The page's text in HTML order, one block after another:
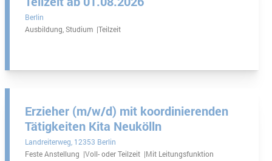
Berlin
Ausbildung, Studium Teilzeit
Erzieher (m/w/d) mit koordinierenden
Tätigkeiten Kita Neukölln
Landreiterweg 12353 Berlin
Feste Anstellung
Voll- oder Teilzeit Mit Leitungsfunktion